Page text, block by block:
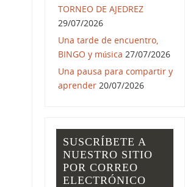
TORNEO DE AJEDREZ
29/07/2026
Una tarde de encuentro,
BINGO y música 27/07/2026
Una pausa para compartir y
aprender 20/07/2026
SUSCRÍBETE A
NUESTRO SITIO
POR CORREO
ELECTRÓNICO